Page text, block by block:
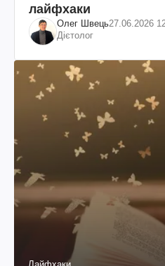
лайфхаки
Олег Швець27.06.2026
Дієтолог